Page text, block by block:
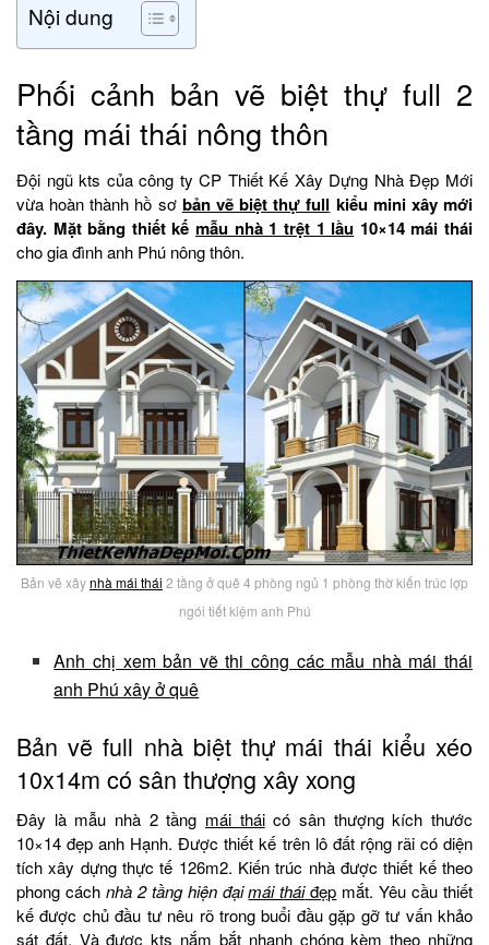
Nội dung
Phối cảnh bản vẽ biệt thự full 2
tầng mái thái nông thôn
Đội ngũ kts của công ty CP Thiết Kế Xây Dựng Nhà Đẹp Mới
vừa hoàn thành hồ sơ bản vẽ biệt thự full kiểu mini xây mới
đây. Mặt bằng thiết kếmẫu nhà 1 trệt 1 lầu 10×14 mái thái
cho gia đình anh Phú nông thôn.
Bản vẽ xâynhà mái thái 2 tầng ở quê 4 phòng ngủ 1 phòng thờ kiến trúc lợp
ngói tiết kiệm anh Phú
Anh chị xem bản vẽ thi công các mẫu nhà mái thái
anh Phú xây ở quê
Bản vẽ full nhà biệt thự mái thái kiểu xéo
10x14m có sân thượng xây xong
Đây là mẫu nhà 2 tầng mái tháicó sân thượng kích thước
10×14 đẹp anh Hạnh. Được thiết kế trên lô đất rộng rãi có diện
tích xây dựng thực tế 126m2. Kiến trúc nhà được thiết kế theo
phong cách nhà 2 tầng hiện đạimái tháiđẹp mắt. Yêu cầu thiết
kế được chủ đầu tư nêu rõ trong buổi đầu gặp gỡ tư vấn khảo
sát đất. Và được kts nắm bắt nhanh chóng kèm theo những